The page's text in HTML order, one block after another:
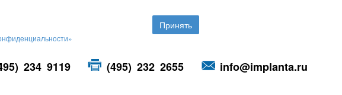
Принять
234 9119 (495) 232 2655 info@implanta.ru